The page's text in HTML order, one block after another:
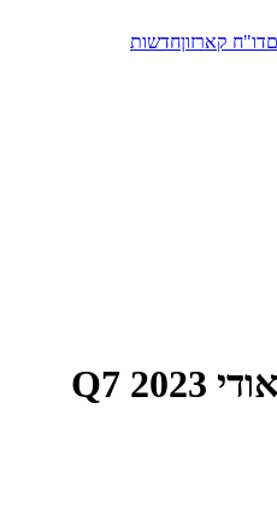
דו"ח קארזוןחדשות
אודי Q7 2023